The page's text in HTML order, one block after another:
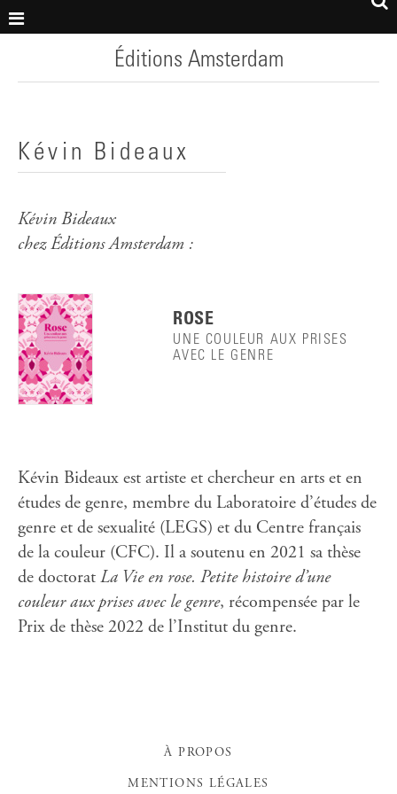
Éditions Amsterdam
Kévin Bideaux
Kévin Bideaux
chez Éditions Amsterdam :
ROSE
UNE COULEUR AUX PRISES
AVEC LE GENRE
Kévin Bideaux est artiste et chercheur en arts et en
études de genre, membre du Laboratoire d’études de
genre et de sexualité (LEGS) et du Centre français
de la couleur (CFC). Il a soutenu en 2021 sa thèse
de doctorat La Vie en rose. Petite histoire d’une
couleur aux prises avec le genre, récompensée par le
Prix de thèse 2022 de l’Institut du genre.
À PROPOS
MENTIONS LÉGALES